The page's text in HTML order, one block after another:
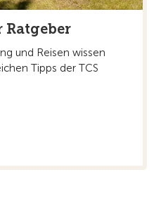
und Reisen wissen
Tipps der TCS